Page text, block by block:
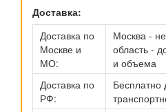
Доставка:
Доставка по
Москве и
МО:
Москва -
область -
и объема
Доставка по
РФ:
Бесплатно